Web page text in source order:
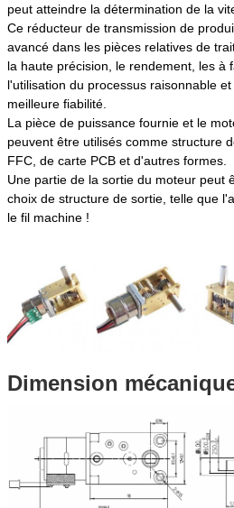
peut atteindre la détermination de la
Ce réducteur de transmission de
avancé dans les pièces relatives de
la haute précision, le rendement, les à
l'utilisation du processus raisonnable
meilleure fiabilité.
La pièce de puissance fournie et le
peuvent être utilisés comme structure
FFC, de carte PCB et d'autres formes.
Une partie de la sortie du moteur peut
choix de structure de sortie, telle que
le fil machine !
Dimension